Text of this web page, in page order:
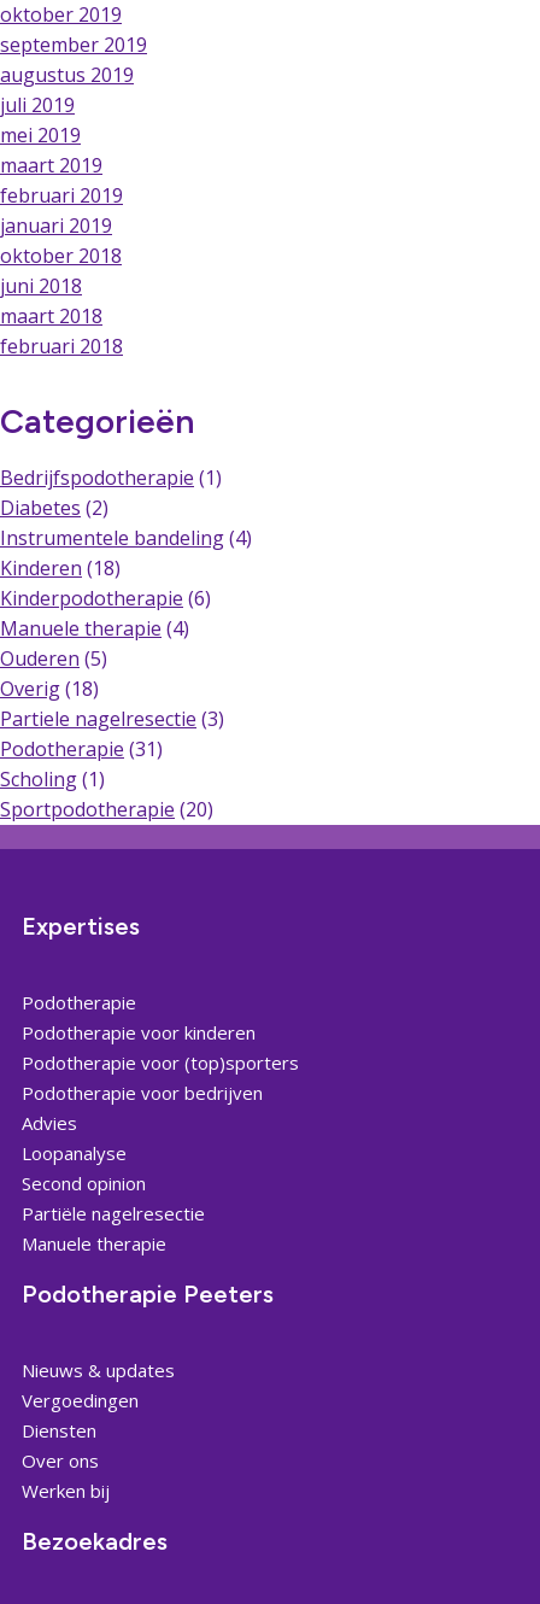
oktober 2019
september 2019
augustus 2019
juli 2019
mei 2019
maart 2019
februari 2019
januari 2019
oktober 2018
juni 2018
maart 2018
februari 2018
Categorieën
Bedrijfspodotherapie (1)
Diabetes (2)
Instrumentele bandeling(4)
Kinderen (18)
Kinderpodotherapie (6)
Manuele therapie (4)
Ouderen (5)
Overig(18)
Partiele nagelresectie (3)
Podotherapie (31)
Scholing(1)
Sportpodotherapie (20)
Expertises
Podotherapie
Podotherapie voor kinderen
Podotherapie voor (top)sporters
Podotherapie voor bedrijven
Advies
Loopanalyse
Second opinion
Partiële nagelresectie
Manuele therapie
Podotherapie Peeters
Nieuws & updates
Vergoedingen
Diensten
Over ons
Werken bij
Bezoekadres